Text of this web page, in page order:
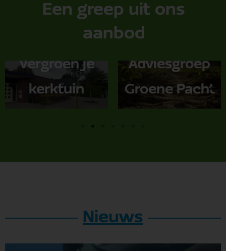
Een greep uit ons
aanbod
Vergroen je
kerktuin
Adviesgroep
Groene Pacht
Nieuws